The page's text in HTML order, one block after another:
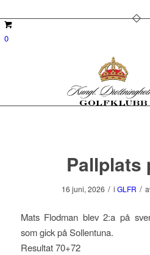
0
Pallplats
16 juni, 2026 / i GLFR /
Mats Flodman blev 2:a på
som gick på Sollentuna.
Resultat 70+72